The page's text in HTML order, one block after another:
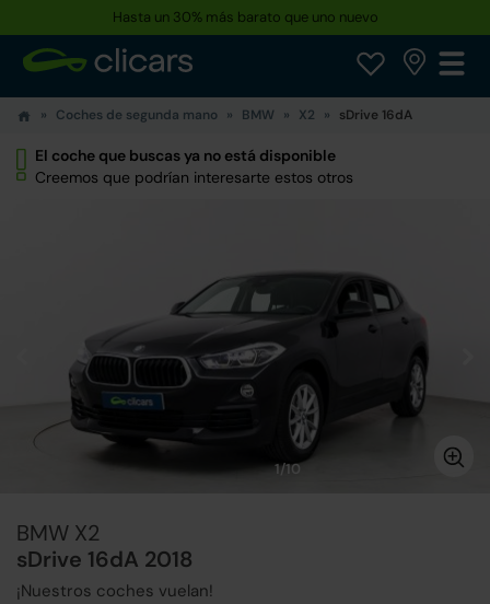
Hasta un 30% más barato que uno nuevo
Coches de segunda mano BMW X2 sDrive 16dA
El coche que buscas ya no está disponible
Creemos que podrían interesarte estos otros
1/10
BMW X2
sDrive 16dA 2018
¡Nuestros coches vuelan!